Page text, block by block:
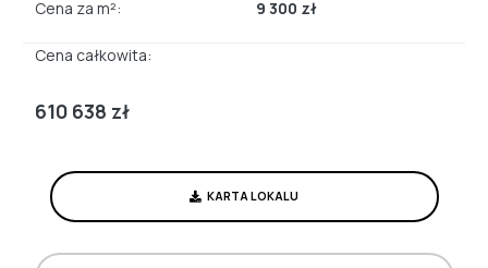
Cena za m²: 9 300 zł
Cena całkowita:
610 638 zł
KARTA LOKALU